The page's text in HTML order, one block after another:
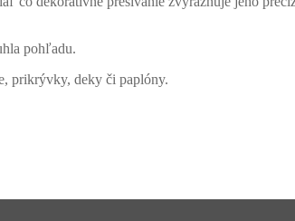
pohľadu.
prikrývky, deky či paplóny.